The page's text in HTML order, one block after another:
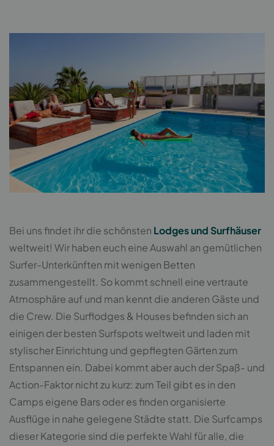
Bei uns findet ihr die schönsten Lodges und Surfhäuser
weltweit! Wir haben euch eine Auswahl an gemütlichen
Surfer-Unterkünften mit wenigen Betten
zusammengestellt. So kommt schnell eine vertraute
Atmosphäre auf und man kennt die anderen Gäste und
die Crew. Die Surflodges & Houses befinden sich an
einigen der besten Surfspots weltweit und laden mit
stylischer Einrichtung und gepflegten Gärten zum
Entspannen ein. Dabei kommt aber auch der Spaß- und
Action-Faktor nicht zu kurz: zum Teil gibt es in den
Camps eigene Bars oder es finden organisierte
Ausflüge in nahe gelegene Städte statt. Die Surfcamps
dieser Kategorie sind die perfekte Wahl für alle, die